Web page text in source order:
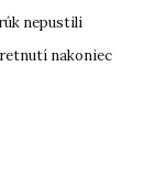
nepustili
nakoniec